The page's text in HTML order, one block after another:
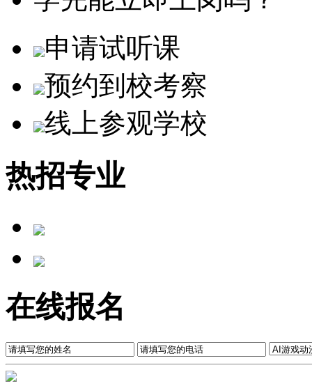
申请试听课
预约到校考察
线上参观学校
热招专业
在线报名